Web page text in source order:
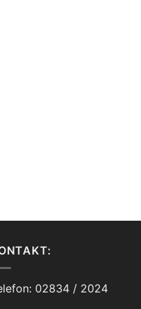
02834 / 2024